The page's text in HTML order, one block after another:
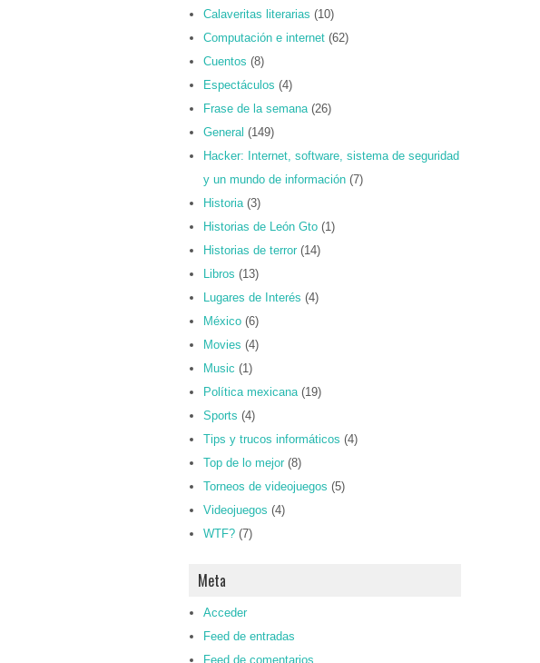
Calaveritas literarias (10)
Computación e internet (62)
Cuentos (8)
Espectáculos (4)
Frase de la semana(26)
General (149)
Hacker: Internet, software, sistema de seguridad
y un mundo de información (7)
Historia(3)
Historias de León Gto (1)
Historias de terror (14)
Libros (13)
Lugares de Interés (4)
México (6)
Movies (4)
Music (1)
Política mexicana(19)
Sports (4)
Tips y trucos informáticos (4)
Top de lo mejor (8)
Torneos de videojuegos (5)
Videojuegos (4)
WTF? (7)
Meta
Acceder
Feed de entradas
Feed de comentarios